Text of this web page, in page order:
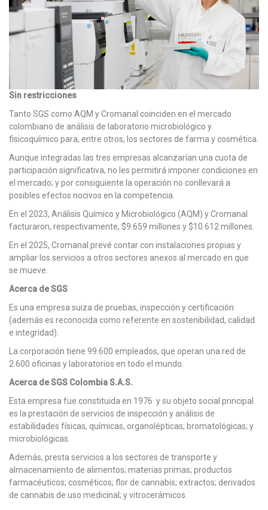
Sin restricciones
Tanto SGS como AQM y Cromanal coinciden en el mercado
colombiano de análisis de laboratorio microbiológico y
fisicoquímico para, entre otros, los sectores de farma y cosmética.
Aunque integradas las tres empresas alcanzarían una cuota de
participación significativa, no les permitirá imponer condiciones en
el mercado; y por consiguiente la operación no conllevará a
posibles efectos nocivos en la competencia.
En el 2023, Análisis Químico y Microbiológico (AQM) y Cromanal
facturaron, respectivamente, $9.659 millones y $10.612 millones.
En el 2025, Cromanal prevé contar con instalaciones propias y
ampliar los servicios a otros sectores anexos al mercado en que
se mueve.
Acerca de SGS
Es una empresa suiza de pruebas, inspección y certificación
(además es reconocida como referente en sostenibilidad, calidad
e integridad).
La corporación tiene 99.600 empleados, que operan una red de
2.600 oficinas y laboratorios en todo el mundo.
Acerca de SGS Colombia S.A.S.
Esta empresa fue constituida en 1976 y su objeto social principal
es la prestación de servicios de inspección y análisis de
estabilidades físicas, químicas, organolépticas; bromatológicas; y
microbiológicas.
Además, presta servicios a los sectores de transporte y
almacenamiento de alimentos; materias primas; productos
farmacéuticos; cosméticos; flor de cannabis; extractos; derivados
de cannabis de uso medicinal; y vitrocerámicos.